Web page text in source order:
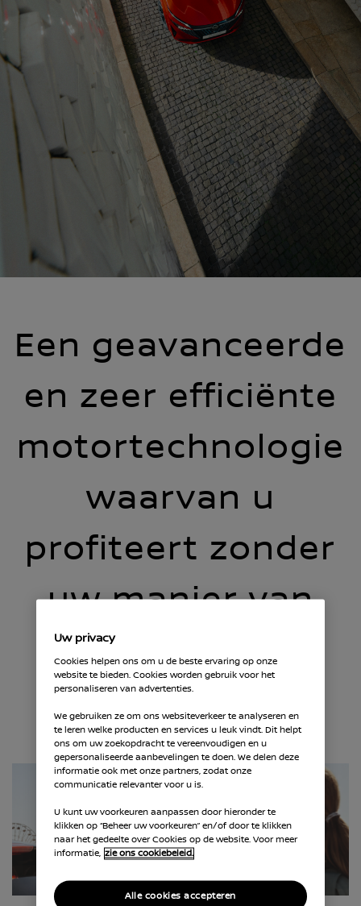
Een geavanceerde
en zeer efficiënte
motortechnologie
waarvan u
profiteert zonder
uw manier van
rijden aan te
passen.
Uw privacy
Cookies helpen ons om u de beste ervaring op onze
website te bieden. Cookies worden gebruik voor het
personaliseren van advertenties.
We gebruiken ze om ons websiteverkeer te analyseren en
te leren welke producten en services u leuk vindt. Dit helpt
ons om uw zoekopdracht te vereenvoudigen en u
gepersonaliseerde aanbevelingen te doen. We delen deze
informatie ook met onze partners, zodat onze
communicatie relevanter voor u is.
U kunt uw voorkeuren aanpassen door hieronder te
klikken op “Beheer uw voorkeuren” en/of door te klikken
naar het gedeelte over Cookies op de website. Voor meer
informatie, zie ons cookiebeleid.
Alle cookies accepteren